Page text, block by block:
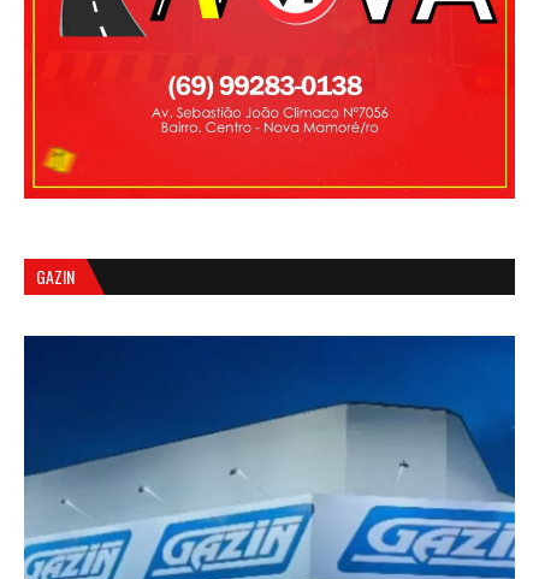
GAZIN